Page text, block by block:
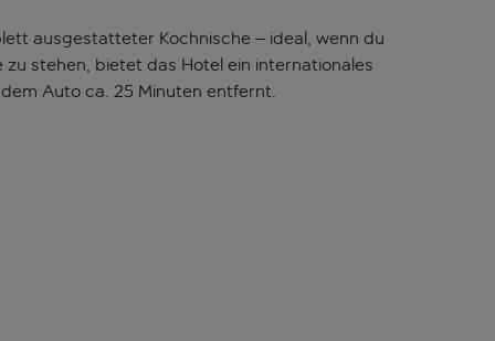
ausgestatteter Kochnische – ideal, wenn du
stehen, bietet das Hotel ein internationales
Auto ca. 25 Minuten entfernt.